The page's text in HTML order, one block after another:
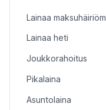
Lainaa
Lainaa heti
Joukkorahoitus
Pikalaina
Asuntolaina